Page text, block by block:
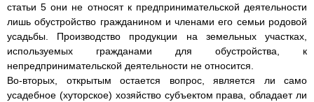
статьи 5 они не относят к предпринимательской деятельности
лишь обустройство гражданином и членами его семьи родовой
усадьбы. Производство продукции на земельных участках,
используемых гражданами для обустройства, к
непредпринимательской деятельности не относится.
Во-вторых, открытым остается вопрос, является ли само
усадебное (хуторское) хозяйство субъектом права, обладает ли